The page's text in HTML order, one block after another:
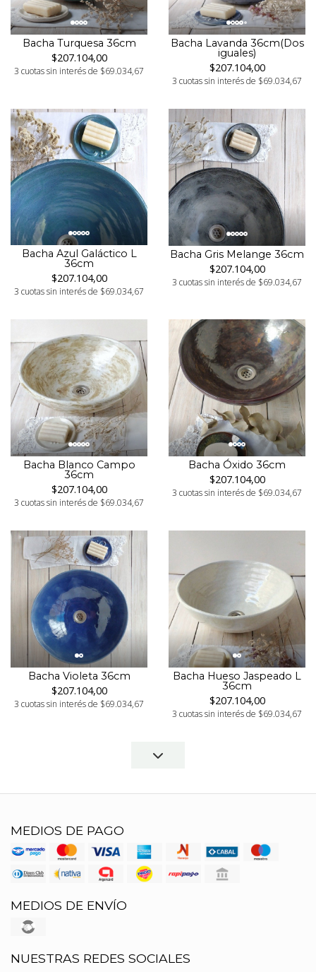
Bacha Turquesa 36cm
$207.104,00
3 cuotas sin interés de $69.034,67
Bacha Lavanda 36cm(Dos
iguales)
$207.104,00
3 cuotas sin interés de $69.034,67
Bacha Azul Galáctico L
36cm
$207.104,00
3 cuotas sin interés de $69.034,67
Bacha Gris Melange 36cm
$207.104,00
3 cuotas sin interés de $69.034,67
Bacha Blanco Campo
36cm
$207.104,00
3 cuotas sin interés de $69.034,67
Bacha Óxido 36cm
$207.104,00
3 cuotas sin interés de $69.034,67
Bacha Violeta 36cm
$207.104,00
3 cuotas sin interés de $69.034,67
Bacha Hueso Jaspeado L
36cm
$207.104,00
3 cuotas sin interés de $69.034,67
MEDIOS DE PAGO
MEDIOS DE ENVÍO
NUESTRAS REDES SOCIALES